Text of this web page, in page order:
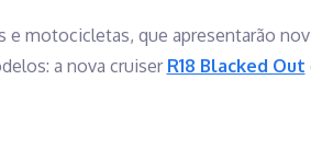
motocicletas, que apresentarão
a nova cruiser R18 Blacked Out